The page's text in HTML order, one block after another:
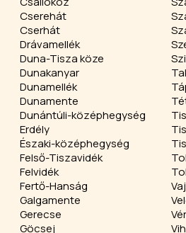
Cserehát
Cserhát
Drávamellék
Duna-Tisza köze
Dunakanyar
Dunamellék
Dunamente
Dunántúli-középhegység
Erdély
Északi-középhegység
Felső-Tiszavidék
Felvidék
Fertő-Hanság
Galgamente
Gerecse
Göcsej